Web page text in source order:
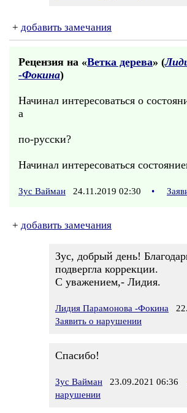
+ добавить замечания
Рецензия на «Ветка дерева» (
-Фокина)
Начинал интересоваться о
а
по-русски?
Начинал интересоваться
Зус Вайман 24.11.2019 02:30 •
+ добавить замечания
Зус, добрый день!
подвергла коррекции.
С уважением,- Лидия.
Лидия Парамонова -Фокина
Заявить о нарушении
Спасибо!
Зус Вайман 23.09.2021 06:36
нарушении